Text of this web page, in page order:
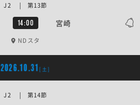
14:00 宮崎
J2 | 第13節
NDスタ
2026.10.31 [土]
J2 | 第14節